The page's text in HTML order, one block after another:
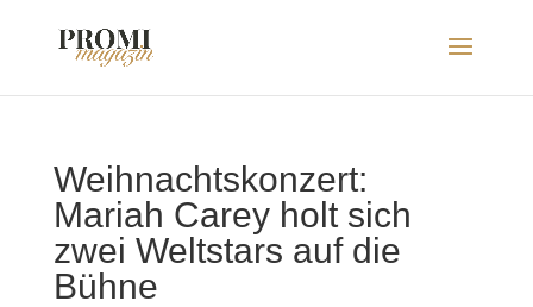
Weihnachtskonzert:
Mariah Carey holt sich
zwei Weltstars auf die
Bühne